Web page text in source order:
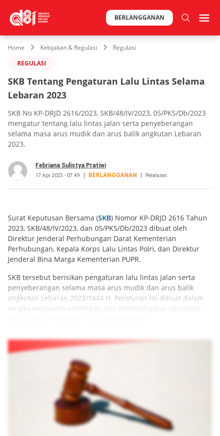
BERLANGGANAN
Home Kebijakan & Regulasi
Regulasi
REGULASI
SKB Tentang Pengaturan Lalu Lintas Selama
Lebaran 2023
SKB No KP-DRJD 2616/2023, SKB/48/IV/2023, 05/PKS/Db/2023
mengatur tentang lalu lintas jalan serta penyeberangan
selama masa arus mudik dan arus balik angkutan Lebaran
2023.
Febriana Sulistya Pratiwi
17 Apr 2023 - 07.49 BERLANGGANAN Peraturan
Surat Keputusan Bersama (SKB) Nomor KP-DRJD 2616 Tahun
2023, SKB/48/IV/2023, dan 05/PKS/Db/2023 dibuat oleh
Direktur Jenderal Perhubungan Darat Kementerian
Perhubungan, Kepala Korps Lalu Lintas Polri, dan Direktur
Jenderal Bina Marga Kementerian PUPR.
SKB tersebut berisikan pengaturan lalu lintas jalan serta
penyeberangan selama masa arus mudik dan arus balik
angkutan Lebaran 2023/1444 H. Peraturan ini dibuat dalam
rangka menjamin ketertiban dan memperlancar lalu lintas